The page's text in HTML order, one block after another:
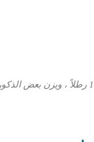
عادة ما تزن الإناث من 10 إلى 15 رطلاً ، ويزن بعض